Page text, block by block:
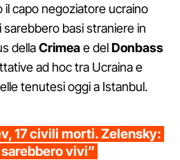
il capo negoziatore ucraino
sarebbero basi straniere in
dellaCrimeae delDonbass
ad hoc tra Ucraina e
tenutesi oggi a Istanbul.
17 civili morti. Zelensky:
vivi”